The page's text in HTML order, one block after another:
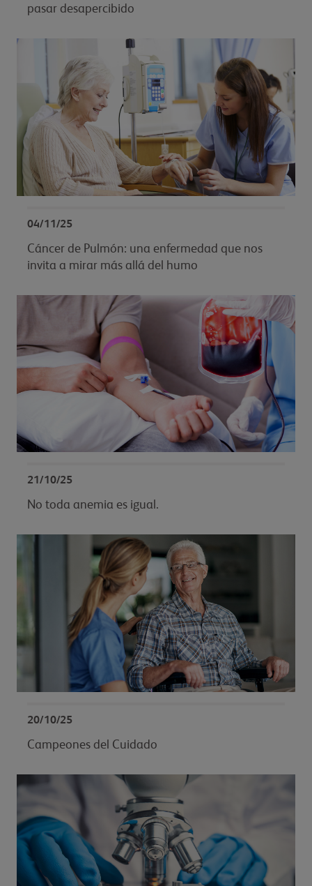
pasar desapercibido
04/11/25
Cáncer de Pulmón: una enfermedad que nos
invita a mirar más allá del humo
21/10/25
No toda anemia es igual.
20/10/25
Campeones del Cuidado